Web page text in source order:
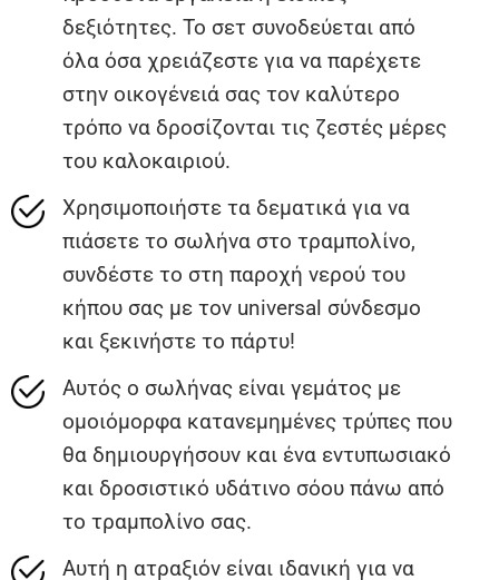
δεξιότητες. Το σετ συνοδεύεται από
όλα όσα χρειάζεστε για να παρέχετε
στην οικογένειά σας τον καλύτερο
τρόπο να δροσίζονται τις ζεστές μέρες
του καλοκαιριού.
Χρησιμοποιήστε τα δεματικά για να
πιάσετε το σωλήνα στο τραμπολίνο,
συνδέστε το στη παροχή νερού του
κήπου σας με τον universal σύνδεσμο
και ξεκινήστε το πάρτυ!
Αυτός ο σωλήνας είναι γεμάτος με
ομοιόμορφα κατανεμημένες τρύπες που
θα δημιουργήσουν και ένα εντυπωσιακό
και δροσιστικό υδάτινο σόου πάνω από
το τραμπολίνο σας.
Αυτή η ατραξιόν είναι ιδανική για να